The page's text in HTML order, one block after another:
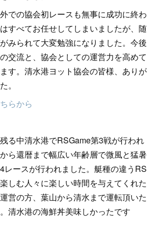
での協会初レースも無事に成功に終わ
すべてお任せしてしまいましたが、随
みられて大変勉強になりました。今後
交流と、協会としての運営力を高めて
す。清水港ヨット協会の皆様、ありが
。
らから
残る中清水港でRSGame第3戦が行われ
ら還暦まで幅広い年齢層で微風と猛暑
レースが行われました。艇種の違うRS
しむ人々に楽しい時間を与えてくれた
営の方、葉山から清水まで運転頂いた
清水港の海鮮丼美味しかったです